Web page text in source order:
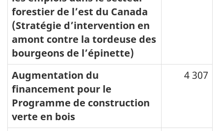
forestier de l’est du Canada
(Stratégie d’intervention en
amont contre la tordeuse des
bourgeons de l’épinette)
Augmentation du
financement pour le
Programme de construction
verte en bois
4 307